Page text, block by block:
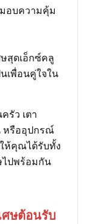
อบความคุ้ม
สุดเอ็กซ์คลู
เพื่อนคู่ใจใน
รัว เตา
หรืออุปกรณ์
ห้คุณได้รับทั้ง
ไปพร้อมกัน
ศษต้อนรับ